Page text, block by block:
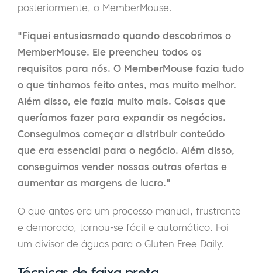
posteriormente, o MemberMouse.
"Fiquei entusiasmado quando descobrimos o
MemberMouse. Ele preencheu todos os
requisitos para nós. O MemberMouse fazia tudo
o que tínhamos feito antes, mas muito melhor.
Além disso, ele fazia muito mais. Coisas que
queríamos fazer para expandir os negócios.
Conseguimos começar a distribuir conteúdo
que era essencial para o negócio. Além disso,
conseguimos vender nossas outras ofertas e
aumentar as margens de lucro."
O que antes era um processo manual, frustrante
e demorado, tornou-se fácil e automático. Foi
um divisor de águas para o Gluten Free Daily.